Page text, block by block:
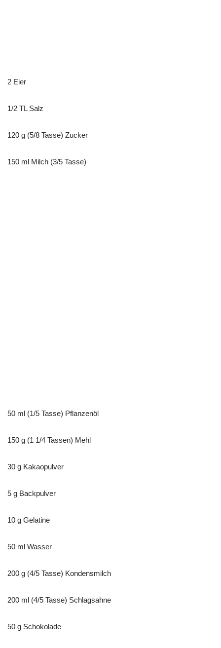
2 Eier
1/2 TL Salz
120 g (5/8 Tasse) Zucker
150 ml Milch (3/5 Tasse)
50 ml (1/5 Tasse) Pflanzenöl
150 g (1 1/4 Tassen) Mehl
30 g Kakaopulver
5 g Backpulver
10 g Gelatine
50 ml Wasser
200 g (4/5 Tasse) Kondensmilch
200 ml (4/5 Tasse) Schlagsahne
50 g Schokolade